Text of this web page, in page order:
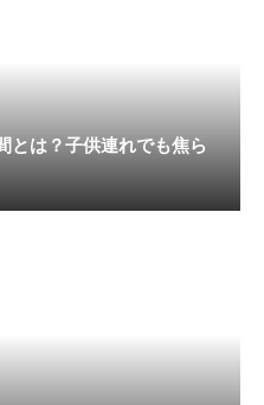
とは？子供連れでも焦ら